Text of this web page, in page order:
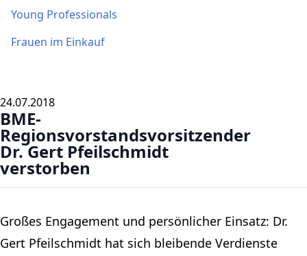
Young Professionals
Frauen im Einkauf
24.07.2018
BME-
Regionsvorstandsvorsitzender
Dr. Gert Pfeilschmidt
verstorben
Großes Engagement und persönlicher Einsatz: Dr.
Gert Pfeilschmidt hat sich bleibende Verdienste